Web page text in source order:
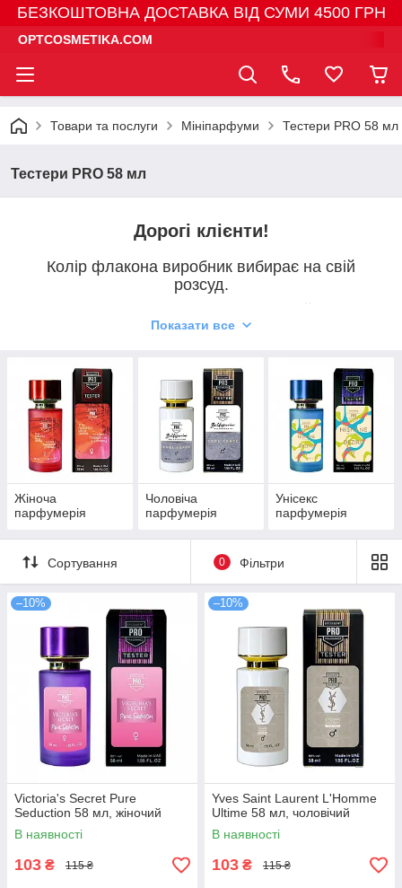
БЕЗКОШТОВНА ДОСТАВКА ВІД СУМИ 4500 ГРН
OPTCOSMETIKA.COM
Товари та послуги Мініпарфуми Тестери PRO 58 мл
Тестери PRO 58 мл
Дорогі клієнти!
Колір флакона виробник вибирає на свій
розсуд.
отриманні ,не є причиною для повернення або
Колір флакона і упаковки ,не впливає на якість
аромату
Дякуємо за розуміння !
Показати все
Жіноча
парфумерія
Чоловіча
парфумерія
Унісекс
парфумерія
Сортування 0 Фільтри
–10%
Victoria's Secret Pure
Seduction 58 мл, жіночий
В наявності
103 ₴ 115 ₴
–10%
Yves Saint Laurent L'Homme
Ultime 58 мл, чоловічий
В наявності
103 ₴ 115 ₴